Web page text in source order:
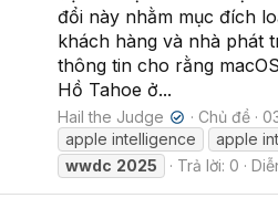
đổi này nhằm mục đích
khách hàng và nhà phát
thông tin cho rằng
Hồ Tahoe ở...
Hail the Judge ✔ Chủ đề
apple intelligence
apple
wwdc 2025 Trả lời: 0